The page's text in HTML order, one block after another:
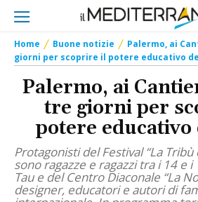
Home Buone notizie
Palermo, ai
giorni per scoprire il potere educativo
Palermo, ai
tre giorni per
potere educativo
Protagonisti del Festival “La Tribù
sono ragazze e ragazzi tra i 14 e
Tau e del Centro Diaconale “La
designer, educatori e autori di